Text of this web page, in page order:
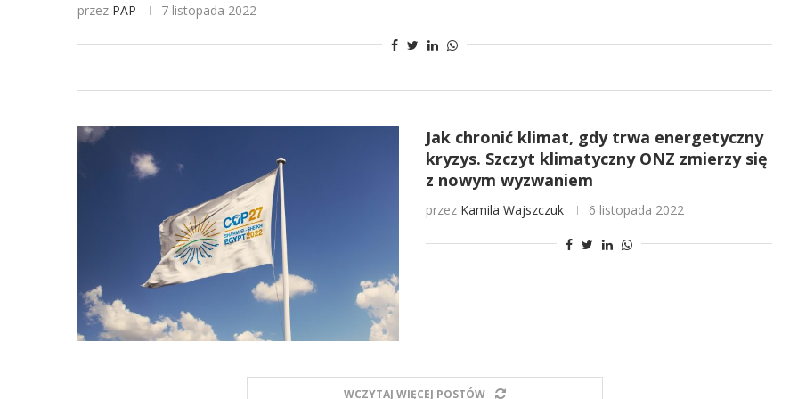
przez PAP 7 listopada 2022
Jak chronić klimat, gdy trwa energetyczny
kryzys. Szczyt klimatyczny ONZ zmierzy się
z nowym wyzwaniem
przez Kamila Wajszczuk 6 listopada 2022
WCZYTAJ WIĘCEJ POSTÓW